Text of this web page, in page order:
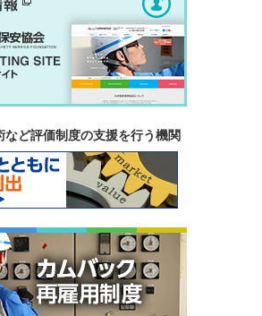
など評価制度の支援を行う機関